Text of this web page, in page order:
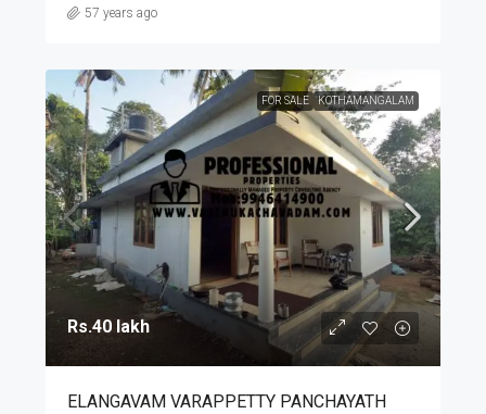
57 years ago
FOR SALE KOTHAMANGALAM
Rs.40 lakh
ELANGAVAM VARAPPETTY PANCHAYATH